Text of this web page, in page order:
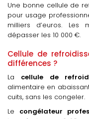
Une bonne cellule de
pour usage
milliers d’euros.
dépasser les 10 000 €.
Cellule de
différences ?
La cellule de
alimentaire en
cuits, sans les congeler.
Le congélateur